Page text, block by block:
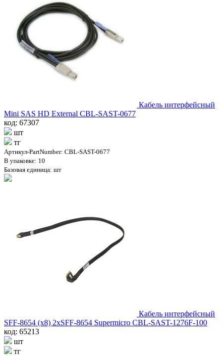
Кабель интерфейсный
Mini SAS HD External CBL-SAST-0677
код: 67307
шт
тг
Артикул-PartNumber: CBL-SAST-0677
В упаковке: 10
Базовая единица: шт
Кабель интерфейсный
SFF-8654 (x8) 2xSFF-8654 Supermicro CBL-SAST-1276F-100
код: 65213
шт
тг